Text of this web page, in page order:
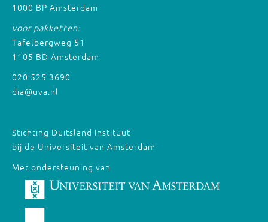
1000 BP Amsterdam
voor pakketten:
Tafelbergweg 51
1105 BD Amsterdam
020 525 3690
dia@uva.nl
Stichting Duitsland Instituut
bij de Universiteit van Amsterdam
Met ondersteuning van